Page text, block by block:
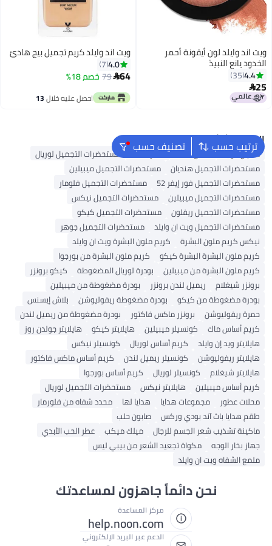
2
ويت اند وايلد لون أيقونة أحمر
الخدود يانع النبيذ
4.4
35
25
ويت اند وايلد كريم تجميل بيج هادئ
4.0
7
64
79 خصم 18%
احصل عليه خلال13
ترتيب حسب تصنيف حسب البحث الشائع
مكياج الوجه ملمع شفاه أحمر شفاه
مستحضرات التجميل لوريال
مستحضرات التجميل هنديان
مستحضرات التجميل ميبيلين
مستحضرات التجميل فور إيفر 52
مستحضرات التجميل فلومار
مستحضرات التجميل ميبيلين
مستحضرات التجميل نيكس
مستحضرات التجميل ريفلون
مستحضرات التجميل كيكو
مستحضرات التجميل ويت ان وايلد
مستحضرات التجميل جوهر
نيكس كريم ملون البشرة
كريم ملون البشرة ويت ان وايلد
كريم ملون البشرة البشرة كيكو
كريم ملون البشرة من بورجوا
كريم ملون البشرة من ميبيلين
بودرة لوريال المضغوطة
كيكو برونزر
برونزر شيغلام
ريميل لندن برونزر
بودرة مضغوطة من ميبيلين
بودرة مضغوطة من كيكو
بودرة مضغوطة ريفوليوشن
بلاش إيسنس
حمرة ريفوليوشن
برونزر ماكس فاكتور
بودرة مضغوطة من ريميل لندن
كريم أساس ماك
كونسيلر ميبيلين هايلايتر كيكو
هايلايتر جولدن روز
هايلايتر ويد إن وايلد
كريم أساس لوريال
كونسيلر نيكس
هايلايتر ريفوليوشن
كونسيلر ريميل لندن
كريم أساس ماكس فاكتور
هايلايتر شيغلام
كونسيلر لوريال
كريم أساس بورجوا
كريم أساس ميبيلين
هايلايتر نيكس
مستحضرات التجميل لوريال
محلات عطور
مجموعات هدايا هدايا لها
محدد شفاه من فلورمار
طقم هدايا باث آند بودي وركس
صابون حلب
ماكينة تشذيب شعر الجسم للرجال
ميلك ميكب
عطر الحب الأبدي
جهاز بخار الوجه
مكواة تجعيد الشعر من بيبي ليس
ملمع الشفاه ويت ان وايلد
نحن دائماً جاهزون لمساعدتك
مركز المساعدة
help.noon.com
الدعم عبر البريد الإلكتروني